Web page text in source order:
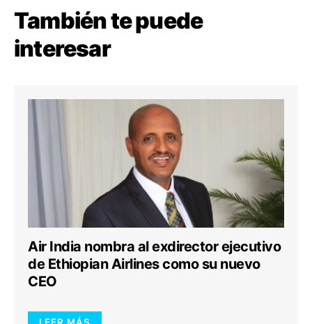
También te puede
interesar
Air India nombra al exdirector ejecutivo
de Ethiopian Airlines como su nuevo
CEO